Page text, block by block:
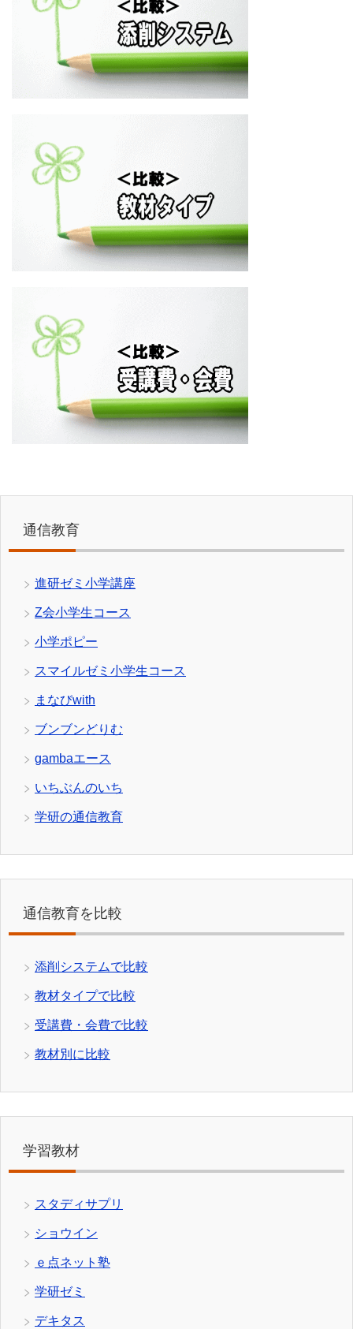
通信教育
進研ゼミ小学講座
Z会小学生コース
小学ポピー
スマイルゼミ小学生コース
まなびwith
ブンブンどりむ
gambaエース
いちぶんのいち
学研の通信教育
通信教育を比較
添削システムで比較
教材タイプで比較
受講費・会費で比較
教材別に比較
学習教材
スタディサプリ
ショウイン
ｅ点ネット塾
学研ゼミ
デキタス